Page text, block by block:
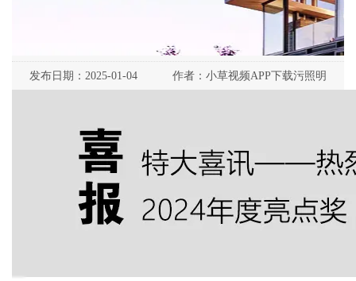
2024年度亮点奖"十大小草视频APP无限观看污
发布日期： 2025-01-04 作者： 小草视频APP下载污照明